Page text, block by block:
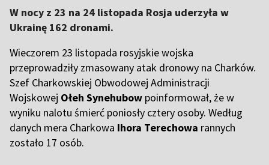
W nocy z 23 na 24 listopada Rosja uderzyła w
Ukrainę 162 dronami.
Wieczorem 23 listopada rosyjskie wojska
przeprowadziły zmasowany atak dronowy na Charków.
Szef Charkowskiej Obwodowej Administracji
Wojskowej Ołeh Synehubow poinformował, że w
wyniku nalotu śmierć poniosły cztery osoby. Według
danych mera Charkowa Ihora Terechowa rannych
zostało 17 osób.